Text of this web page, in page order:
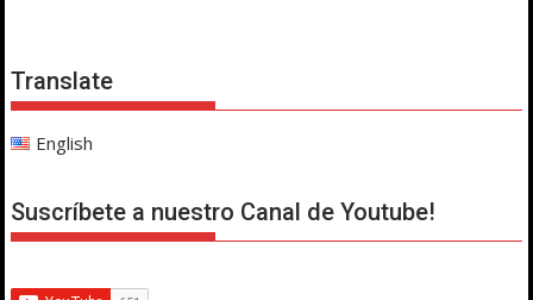
Translate
English
Suscríbete a nuestro Canal de Youtube!